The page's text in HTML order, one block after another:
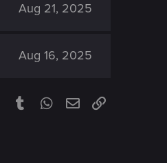
Aug 21, 2025
Aug 16, 2025
PinterestTumblrWhatsApp
EmailLink